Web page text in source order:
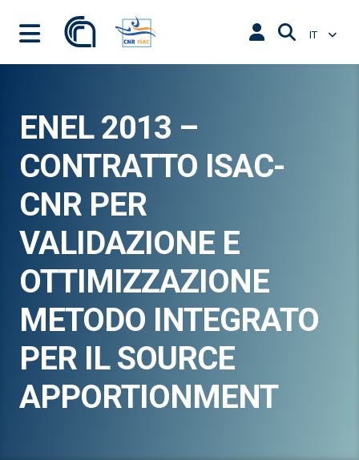
IT
ENEL 2013 –
CONTRATTO ISAC-
CNR PER
VALIDAZIONE E
OTTIMIZZAZIONE
METODO INTEGRATO
PER IL SOURCE
APPORTIONMENT